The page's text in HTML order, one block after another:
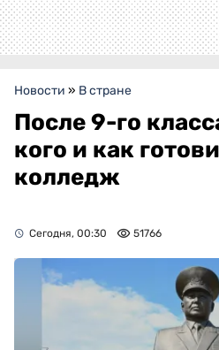
Новости » В стране
После 9-го
кого и как
колледж
Сегодня, 00:30 51766